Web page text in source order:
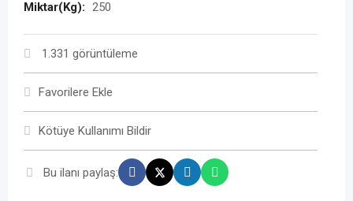
Miktar(Kg): 250
1.331 görüntüleme
Favorilere Ekle
Kötüye Kullanımı Bildir
Bu ilanı paylaş: